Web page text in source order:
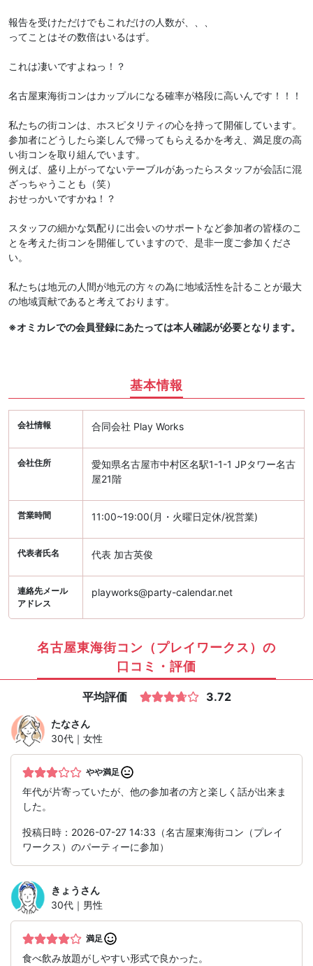
報告を受けただけでもこれだけの人数が、、、
ってことはその数倍はいるはず。
これは凄いですよねっ！？
名古屋東海街コンはカップルになる確率が格段に高いんです！！！
私たちの街コンは、ホスピタリティの心を持って開催しています。
参加者にどうしたら楽しんで帰ってもらえるかを考え、満足度の高
い街コンを取り組んでいます。
例えば、盛り上がってないテーブルがあったらスタッフが会話に混
ざっちゃうことも（笑）
おせっかいですかね！？
スタッフの細かな気配りに出会いのサポートなど参加者の皆様のこ
とを考えた街コンを開催していますので、是非一度ご参加くださ
い。
私たちは地元の人間が地元の方々の為に地域活性を計ることが最大
の地域貢献であると考えております。
※オミカレでの会員登録にあたっては本人確認が必要となります。
基本情報
会社情報 合同会社 Play Works
会社住所
愛知県名古屋市中村区名駅1-1-1 JPタワー名古
屋21階
営業時間 11:00~19:00(月・火曜日定休/祝営業)
代表者氏名 代表 加古英俊
連絡先メール
アドレス
playworks@party-calendar.net
名古屋東海街コン（プレイワークス）の
口コミ・評価
平均評価 3.72
たなさん
30代｜女性
やや満足
年代が片寄っていたが、他の参加者の方と楽しく話が出来ま
した。
投稿日時：2026-07-27 14:33（名古屋東海街コン（プレイ
ワークス）のパーティーに参加）
きょう さん
30代｜男性
満足
食べ飲み放題がしやすい形式で良かった。